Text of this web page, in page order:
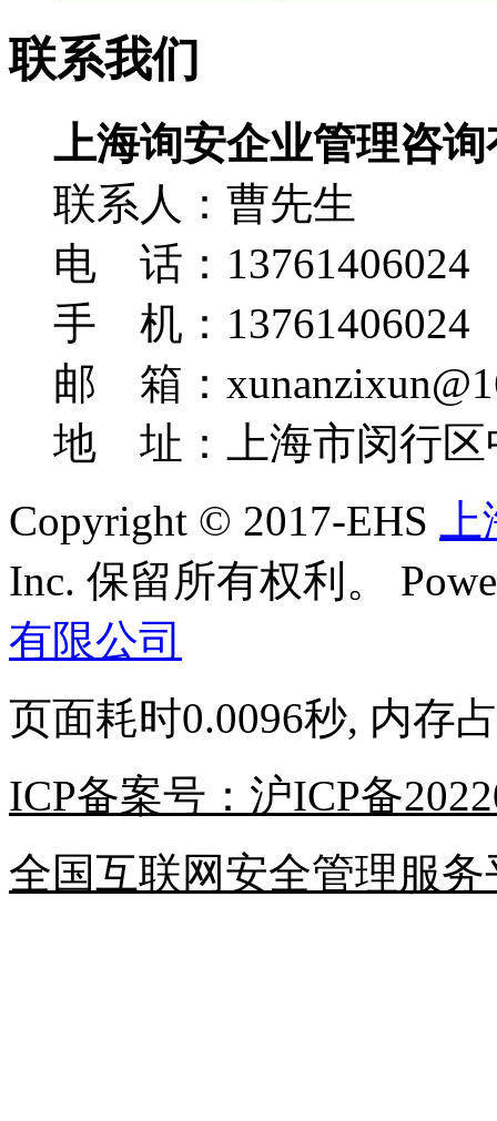
联系我们
上海询安企业管理咨
联系人：曹先生
电 话：13761406024
手 机：13761406024
邮 箱：
地 址：上海市闵行区
Copyright © 2017-EHS
Inc. 保留所有权利。
有限公司
页面耗时0.0096秒, 内存
ICP备案号：沪ICP备
全国互联网安全管理服务